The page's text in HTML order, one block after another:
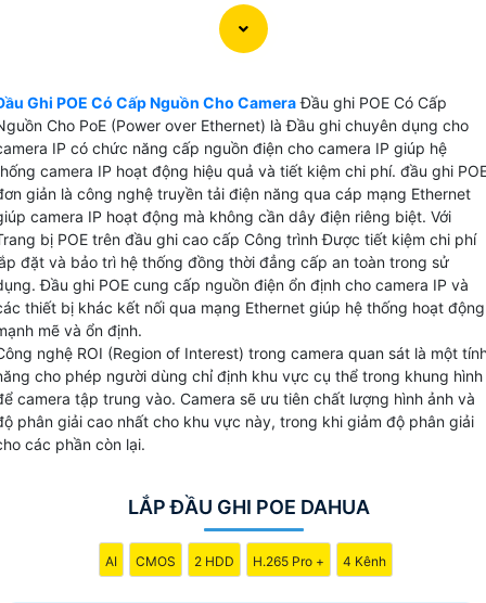
Ghi POE Có Cấp Nguồn Cho Camera là lựa chọn hoàn
cho hệ thống camera giám sát an toàn tuyệt đối về
công trở nên đơn giản hơn bao giờ hết vì bạn không cần
đi dây điện đến từng vị trí camera mà chỉ cần sử dụng
mạng.
ghi POE giúp bạn tiết kiệm thời gian và công sức trong
lắp đặt hệ thống camera đồng thờiđảm bảo tính an
về điệncao cho toàn bộ hệ thống. Với sự linh hoạt và
quả của công nghệ PoE có thể dễ dàng mở rộng hệ
camera mà không cần lo lắng về việc phải kéo dài
dây điện.
Ghi POE Có Cấp Nguồn Cho CameraĐầu ghi POE Có Cấp
Cho PoE (Power over Ethernet) là Đầu ghi chuyên dụng cho
IP có chức năng cấp nguồn điện cho camera IP giúp hệ
camera IP hoạt động hiệu quả và tiết kiệm chi phí. đầu ghi
giản là công nghệ truyền tải điện năng qua cáp mạng Ethernet
camera IP hoạt động mà không cần dây điện riêng biệt. Với
bị POE trên đầu ghi cao cấp Công trình Được tiết kiệm chi phí
đặt và bảo trì hệ thống đồng thời đẳng cấp an toàn trong sử
Đầu ghi POE cung cấp nguồn điện ổn định cho camera IP và
thiết bị khác kết nối qua mạng Ethernet giúp hệ thống hoạt động
mẽ và ổn định.
nghệ ROI (Region of Interest) trong camera quan sát là một
cho phép người dùng chỉ định khu vực cụ thể trong khung hình
camera tập trung vào. Camera sẽ ưu tiên chất lượng hình ảnh và
phân giải cao nhất cho khu vực này, trong khi giảm độ phân giải
các phần còn lại.
LẮP ĐẦU GHI POE DAHUA
AI CMOS 2 HDD H.265 Pro + 4 Kênh